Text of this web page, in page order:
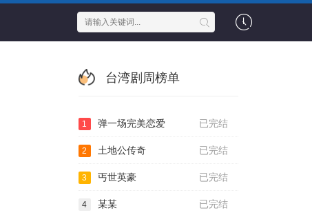
台湾剧周榜单
已完结
1 弹一场完美恋爱
已完结
2 土地公传奇
已完结
3 丐世英豪
已完结
4 某某